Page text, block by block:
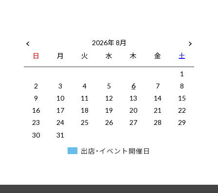
2026年 8月
日
月 火 水 木 金
土
1
2
3 4 5 6 7
8
9
10 11 12 13 14
15
16
17 18 19 20 21
22
23
24 25 26 27 28
29
30
31
出店・イベント開催日